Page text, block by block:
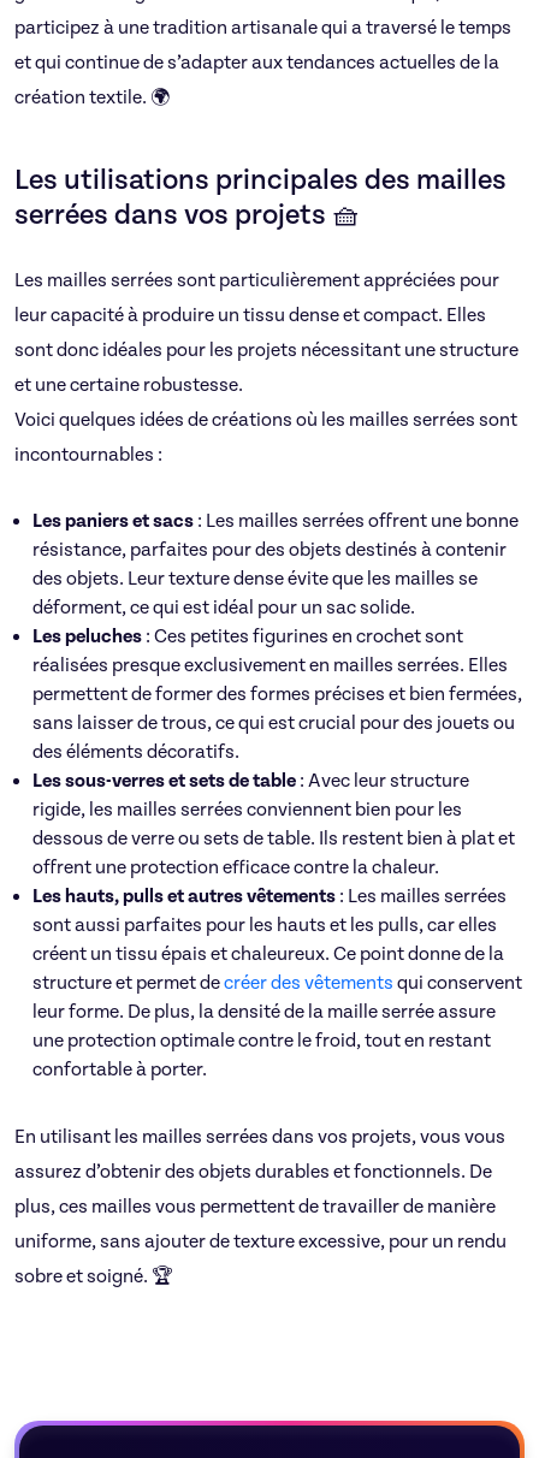
participez à une tradition artisanale qui a traversé le temps
et qui continue de s’adapter aux tendances actuelles de la
création textile. 🌍
Les utilisations principales des mailles
serrées dans vos projets 🧺
Les mailles serrées sont particulièrement appréciées pour
leur capacité à produire un tissu dense et compact. Elles
sont donc idéales pour les projets nécessitant une structure
et une certaine robustesse.
Voici quelques idées de créations où les mailles serrées sont
incontournables :
Les paniers et sacs : Les mailles serrées offrent une bonne
résistance, parfaites pour des objets destinés à contenir
des objets. Leur texture dense évite que les mailles se
déforment, ce qui est idéal pour un sac solide.
Les peluches : Ces petites figurines en crochet sont
réalisées presque exclusivement en mailles serrées. Elles
permettent de former des formes précises et bien fermées,
sans laisser de trous, ce qui est crucial pour des jouets ou
des éléments décoratifs.
Les sous-verres et sets de table : Avec leur structure
rigide, les mailles serrées conviennent bien pour les
dessous de verre ou sets de table. Ils restent bien à plat et
offrent une protection efficace contre la chaleur.
Les hauts, pulls et autres vêtements : Les mailles serrées
sont aussi parfaites pour les hauts et les pulls, car elles
créent un tissu épais et chaleureux. Ce point donne de la
structure et permet decréer des vêtements qui conservent
leur forme. De plus, la densité de la maille serrée assure
une protection optimale contre le froid, tout en restant
confortable à porter.
En utilisant les mailles serrées dans vos projets, vous vous
assurez d’obtenir des objets durables et fonctionnels. De
plus, ces mailles vous permettent de travailler de manière
uniforme, sans ajouter de texture excessive, pour un rendu
sobre et soigné. 🏆